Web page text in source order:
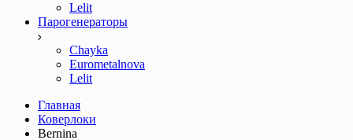
Lelit
Парогенераторы
Chayka
Eurometalnova
Lelit
Главная
Коверлоки
Bernina